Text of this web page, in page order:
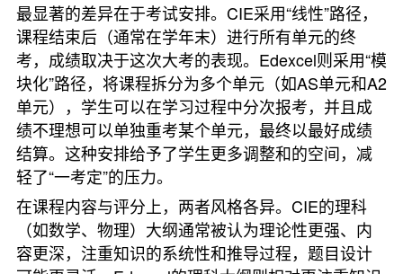
最显著的差异在于考试安排。CIE采用“线性”路径，
课程结束后（通常在学年末）进行所有单元的终
考，成绩取决于这次大考的表现。Edexcel则采用“模
块化”路径，将课程拆分为多个单元（如AS单元和A2
单元），学生可以在学习过程中分次报考，并且成
绩不理想可以单独重考某个单元，最终以最好成绩
结算。这种安排给予了学生更多调整和的空间，减
轻了“一考定”的压力。
在课程内容与评分上，两者风格各异。CIE的理科
（如数学、物理）大纲通常被认为理论性更强、内
容更深，注重知识的系统性和推导过程，题目设计